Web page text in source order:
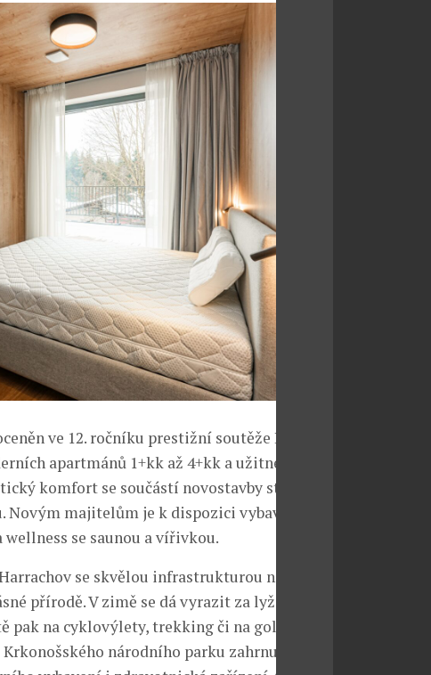
ve 12. ročníku prestižní soutěže Realitní
apartmánů 1+kk až 4+kk a užitné ploše
komfort se součástí novostavby stala
majitelům je k dispozici vybavené
se saunou a vířivkou.
se skvělou infrastrukturou nabízí
přírodě. V zimě se dá vyrazit za lyžováním,
pak na cyklovýlety, trekking či na golf.
národního parku zahrnuje